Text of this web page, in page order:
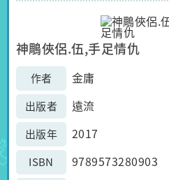
神鵰俠侶.伍,手足情仇
作者 金庸
出版者 遠流
出版年 2017
ISBN 9789573280903